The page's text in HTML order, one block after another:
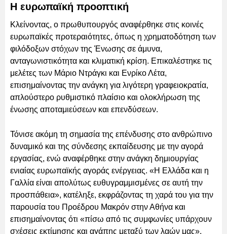
Η ευρωπαϊκή προοπτική
Κλείνοντας, ο πρωθυπουργός αναφέρθηκε στις κοινές
ευρωπαϊκές προτεραιότητες, όπως η χρηματοδότηση των
φιλόδοξων στόχων της Ένωσης σε άμυνα,
ανταγωνιστικότητα και κλιματική κρίση. Επικαλέστηκε τις
μελέτες των Μάριο Ντράγκι και Ενρίκο Λέτα,
επισημαίνοντας την ανάγκη για λιγότερη γραφειοκρατία,
απλούστερο ρυθμιστικό πλαίσιο και ολοκλήρωση της
ένωσης αποταμιεύσεων και επενδύσεων.
Τόνισε ακόμη τη σημασία της επένδυσης στο ανθρώπινο
δυναμικό και της σύνδεσης εκπαίδευσης με την αγορά
εργασίας, ενώ αναφέρθηκε στην ανάγκη δημιουργίας
ενιαίας ευρωπαϊκής αγοράς ενέργειας. «Η Ελλάδα και η
Γαλλία είναι απολύτως ευθυγραμμισμένες σε αυτή την
προσπάθεια», κατέληξε, εκφράζοντας τη χαρά του για την
παρουσία του Προέδρου Μακρόν στην Αθήνα και
επισημαίνοντας ότι «πίσω από τις συμφωνίες υπάρχουν
σχέσεις εκτίμησης και αγάπης μεταξύ των λαών μας».